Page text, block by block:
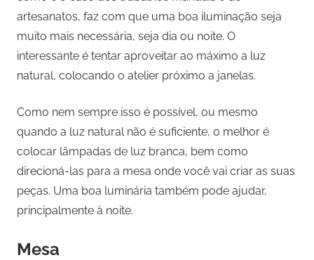
artesanatos, faz com que uma boa iluminação seja
muito mais necessária, seja dia ou noite. O
interessante é tentar aproveitar ao máximo a luz
natural, colocando o atelier próximo a janelas.
Como nem sempre isso é possível, ou mesmo
quando a luz natural não é suficiente, o melhor é
colocar lâmpadas de luz branca, bem como
direcioná-las para a mesa onde você vai criar as suas
peças. Uma boa luminária também pode ajudar,
principalmente à noite.
Mesa